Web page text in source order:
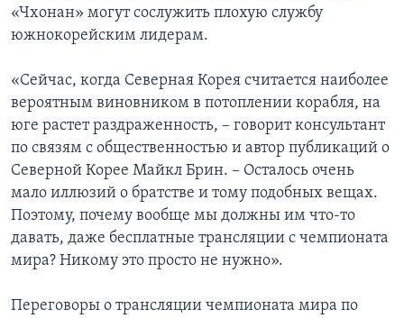
«Чхонан» могут сослужить плохую службу
южнокорейским лидерам.
«Сейчас, когда Северная Корея считается наиболее
вероятным виновником в потоплении корабля, на
юге растет раздраженность, – говорит консультант
по связям с общественностью и автор публикаций о
Северной Корее Майкл Брин. – Осталось очень
мало иллюзий о братстве и тому подобных вещах.
Поэтому, почему вообще мы должны им что-то
давать, даже бесплатные трансляции с чемпионата
мира? Никому это просто не нужно».
Переговоры о трансляции чемпионата мира по